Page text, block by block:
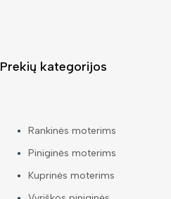
Prekių kategorijos
Rankinės moterims
Piniginės moterims
Kuprinės moterims